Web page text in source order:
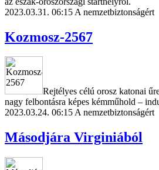
2023.03.31. 06:15 A nemzetbiztonságért
Kozmosz-2567
Rejtélyes célú orosz katonai
nagy felbontásra képes kémműhold –
2023.03.24. 06:15A nemzetbiztonságért
Másodjára Virginiából